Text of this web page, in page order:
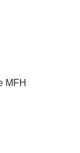
MFH